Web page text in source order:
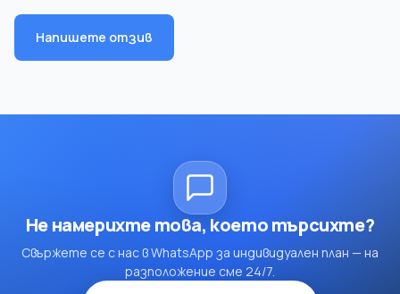
Напишете отзив
Не намерихте това, което търсихте?
Свържете се с нас в WhatsApp за индивидуален план — на
разположение сме 24/7.